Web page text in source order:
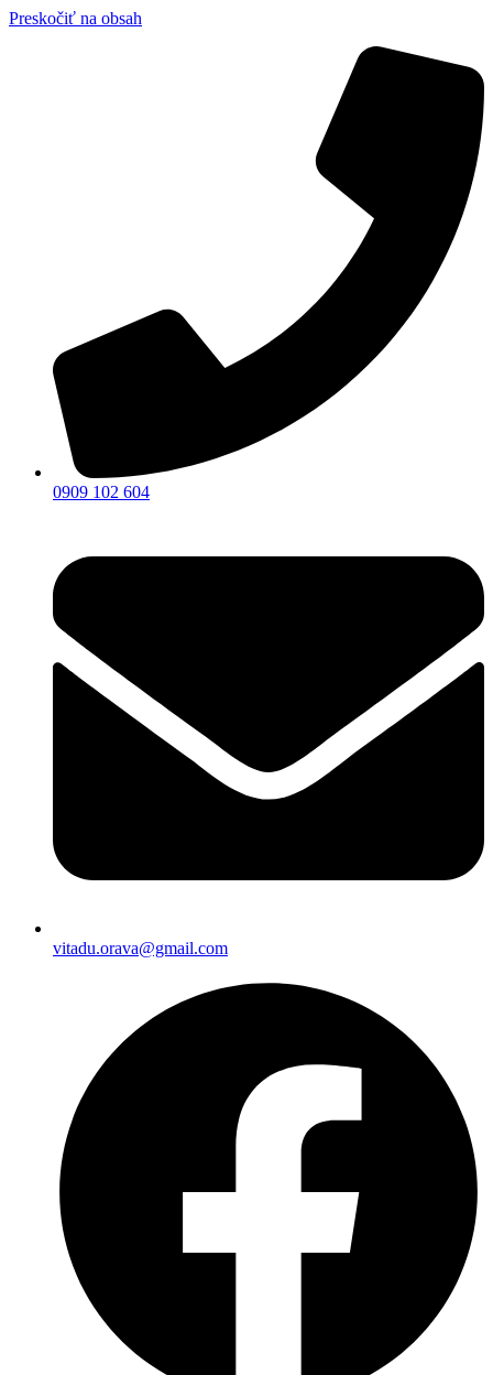
Preskočiť na obsah
0909 102 604
vitadu.orava@gmail.com